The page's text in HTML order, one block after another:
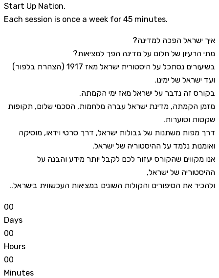
Start Up Nation.
Each session is once a week for 45 minutes.
איך ישראל הפכה למדינה?
מתי הרעיון של חלום על מדינה הפך למציאות?
בשיעורים נסתכל על היסטורית ישראל מאז 1917 (הצהרת בלפור)
ועד ישראל של ימינו.
בקורס זה נדבר על ישראל מאז ימי הקמתה.
מזמן הקמתה, מדינת ישראל עברה מלחמות, הסכמי שלום, תקופות
שקטות וסוערות.
דרך מפות משתנות של גבולות ישראל, דרך סרטי וידאו, מוסיקה
ואומנות נלמד על ההיסטוריה של ישראל.
אנו מקווים שהקורס יעזור לכם לקבל יותר מידע והבנה על
ההיסטוריה של ישראל,
ולהכיר את הסיפורים והקולות השונים במציאות העכשווית בישראל..
00
Days
00
Hours
00
Minutes